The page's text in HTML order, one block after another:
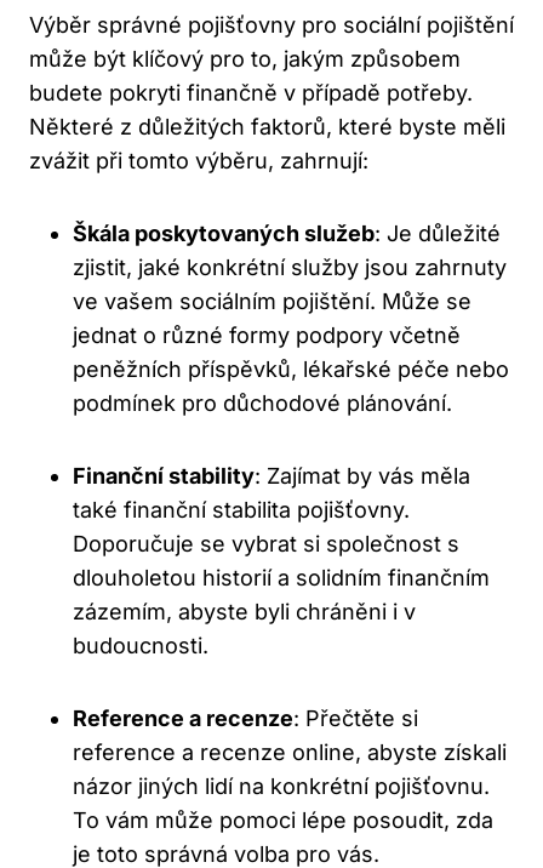
Výběr správné pojišťovny pro sociální pojištění
může být klíčový pro to, jakým způsobem
budete pokryti finančně v případě potřeby.
Některé z důležitých faktorů, které byste měli
zvážit při tomto výběru, zahrnují:
Škála poskytovaných služeb: Je důležité
zjistit, jaké konkrétní služby jsou zahrnuty
ve vašem sociálním pojištění. Může se
jednat o různé formy podpory včetně
peněžních příspěvků, lékařské péče nebo
podmínek pro důchodové plánování.
Finanční stability: Zajímat by vás měla
také finanční stabilita pojišťovny.
Doporučuje se vybrat si společnost s
dlouholetou historií a solidním finančním
zázemím, abyste byli chráněni i v
budoucnosti.
Reference a recenze: Přečtěte si
reference a recenze online, abyste získali
názor jiných lidí na konkrétní pojišťovnu.
To vám může pomoci lépe posoudit, zda
je toto správná volba pro vás.